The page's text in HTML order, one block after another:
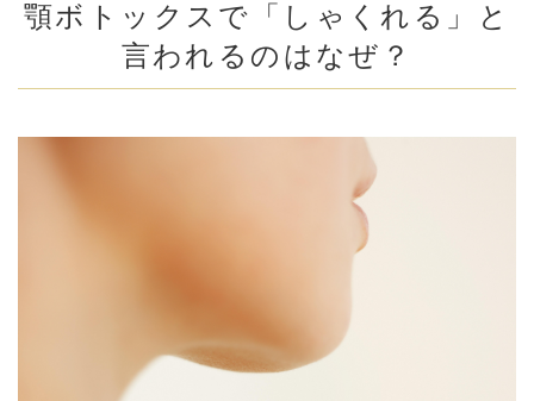
顎ボトックスで「しゃくれる」と
言われるのはなぜ？